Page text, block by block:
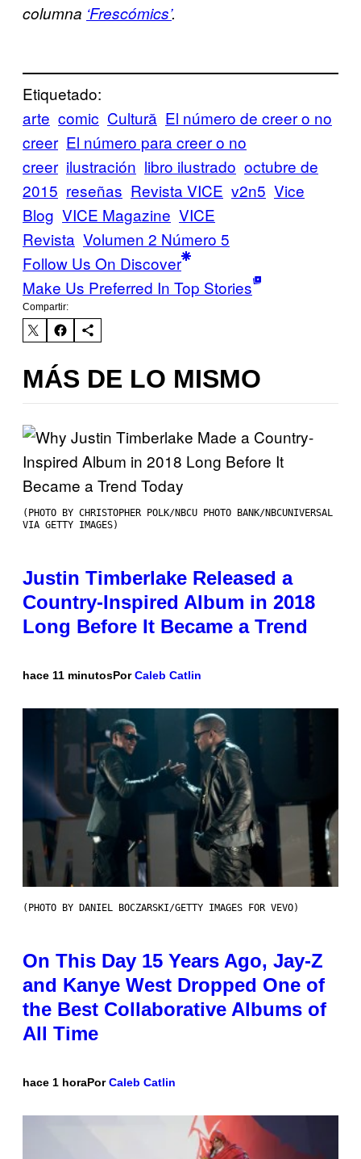
columna ‘Frescómics’.
Etiquetado:
arte comic Cultură El número de creer o no
creer El número para creer o no
creer ilustración libro ilustrado octubre de
2015 reseñas Revista VICE v2n5 Vice
Blog VICE Magazine VICE
Revista Volumen 2 Número 5
Follow Us On Discover
Make Us Preferred In Top Stories
Compartir:
MÁS DE LO MISMO
(PHOTO BY CHRISTOPHER POLK/NBCU PHOTO BANK/NBCUNIVERSAL
VIA GETTY IMAGES)
Justin Timberlake Released a
Country-Inspired Album in 2018
Long Before It Became a Trend
hace 11 minutosPorCaleb Catlin
(PHOTO BY DANIEL BOCZARSKI/GETTY IMAGES FOR VEVO)
On This Day 15 Years Ago, Jay-Z
and Kanye West Dropped One of
the Best Collaborative Albums of
All Time
hace 1 horaPorCaleb Catlin